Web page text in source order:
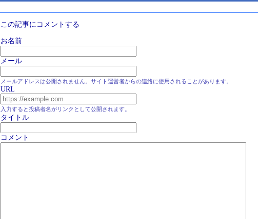
この記事にコメントする
お名前
メール
メールアドレスは公開されません。サイト運営者からの連絡に使用されることがあります。
URL
入力すると投稿者名がリンクとして公開されます。
タイトル
コメント